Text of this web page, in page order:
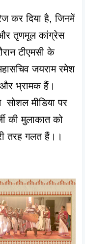
कर दिया है, जिनमें
और तृणमूल कांग्रेस
टीएमसी के
जयराम रमेश
भ्रामक हैं।
सोशल मीडिया पर
की मुलाकात को
तरह गलत हैं।।